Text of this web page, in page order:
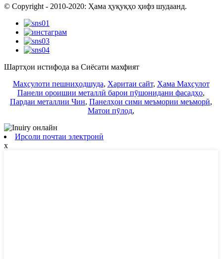
© Copyright - 2010-2020: Ҳама ҳуқуқҳо ҳифз шудаанд.
Шартҳои истифода ва Сиёсати махфият
Маҳсулоти пешниҳодшуда, Харитаи сайт, Ҳама Маҳсулот
Панели ороишии металлӣ барои пӯшонидани фасадҳо,
Пардаи металлии Чин, Панелҳои сими меъмории меъморӣ,
Матои пӯлод,
Ирсоли почтаи электронӣ
x